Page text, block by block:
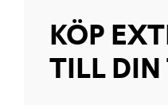
KÖP
TILL DIN